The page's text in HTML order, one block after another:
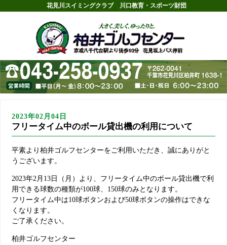
花見川スイミングクラブ 川口教育・スポーツ財団
2023年02月04日
フリータイム中のボール貸出機の利用について
平素より柏井ゴルフセンターをご利用いただき、誠にありがと
うございます。
2023年2月13日（月）より、フリータイム中のボール貸出機で利
用できる球数の種類が100球、150球のみとなります。
フリータイム中は10球ボタンおよび50球ボタンの操作はできな
くなります。
ご了承ください。
柏井ゴルフセンター